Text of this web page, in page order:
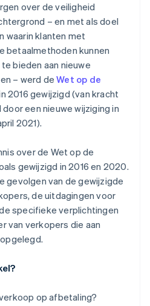
over de veiligheid
– en met als doel
waarin klanten met
betaalmethoden kunnen
bieden aan nieuwe
– werd deWet op de
2016 gewijzigd (van kracht
een nieuwe wijziging in
2021).
over de Wet op de
gewijzigd in 2016 en 2020.
gevolgen van de gewijzigde
de uitdagingen voor
specifieke verplichtingen
van verkopers die aan
op afbetaling?